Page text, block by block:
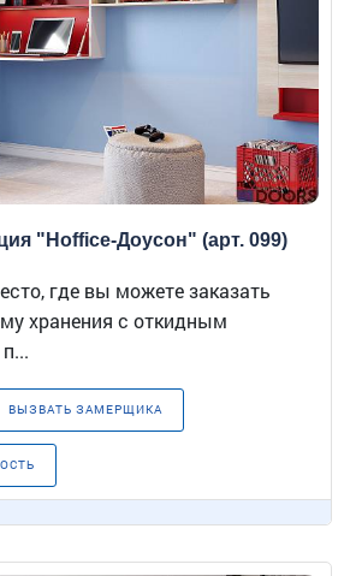
"Hoffice-Доусон" (арт. 099)
где вы можете заказать
хранения с откидным
ВЫЗВАТЬ ЗАМЕРЩИКА